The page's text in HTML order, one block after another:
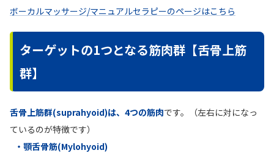
ボーカルマッサージ/マニュアルセラピーのページはこちら
ターゲットの1つとなる筋肉群【舌骨上筋
群】
舌骨上筋群(suprahyoid)は、4つの筋肉です。（左右に対になっ
ているのが特徴です）
・顎舌骨筋(Mylohyoid)